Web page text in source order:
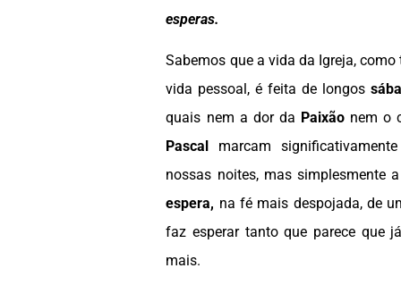
esperas.
Sabemos que a vida da Igreja,
vida pessoal, é feita de longos
quais nem a dor da Paixão nem o
Pascal marcam
nossas noites, mas simplesmente
espera, na fé mais despojada, de
faz esperar tanto que parece que
mais.